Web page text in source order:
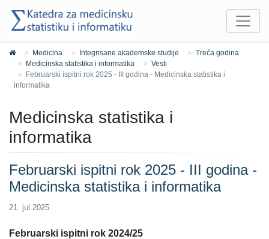
Medicina Integrisane akademske studije
Treća godina
Medicinska statistika i informatika
Vesti
Februarski ispitni rok 2025 - III godina - Medicinska statistika i
informatika
Medicinska statistika i
informatika
Februarski ispitni rok 2025 - III godina -
Medicinska statistika i informatika
21. jul 2025.
Februarski ispitni rok 2024/25